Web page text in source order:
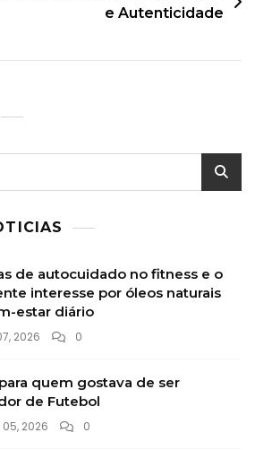
e Autenticidade
de autocuidado no fitness e o
interesse por óleos naturais
estar diário
2026 0
quem gostava de ser
de Futebol
2026 0